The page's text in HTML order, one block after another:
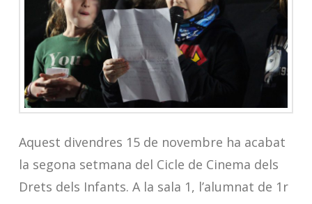
Aquest divendres 15 de novembre ha acabat
la segona setmana del Cicle de Cinema dels
Drets dels Infants. A la sala 1, l’alumnat de 1r